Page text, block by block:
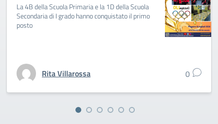
La 4B della Scuola Primaria e la 1D della Scuola
Secondaria di I grado hanno conquistato il primo
posto
Rita Villarossa 0